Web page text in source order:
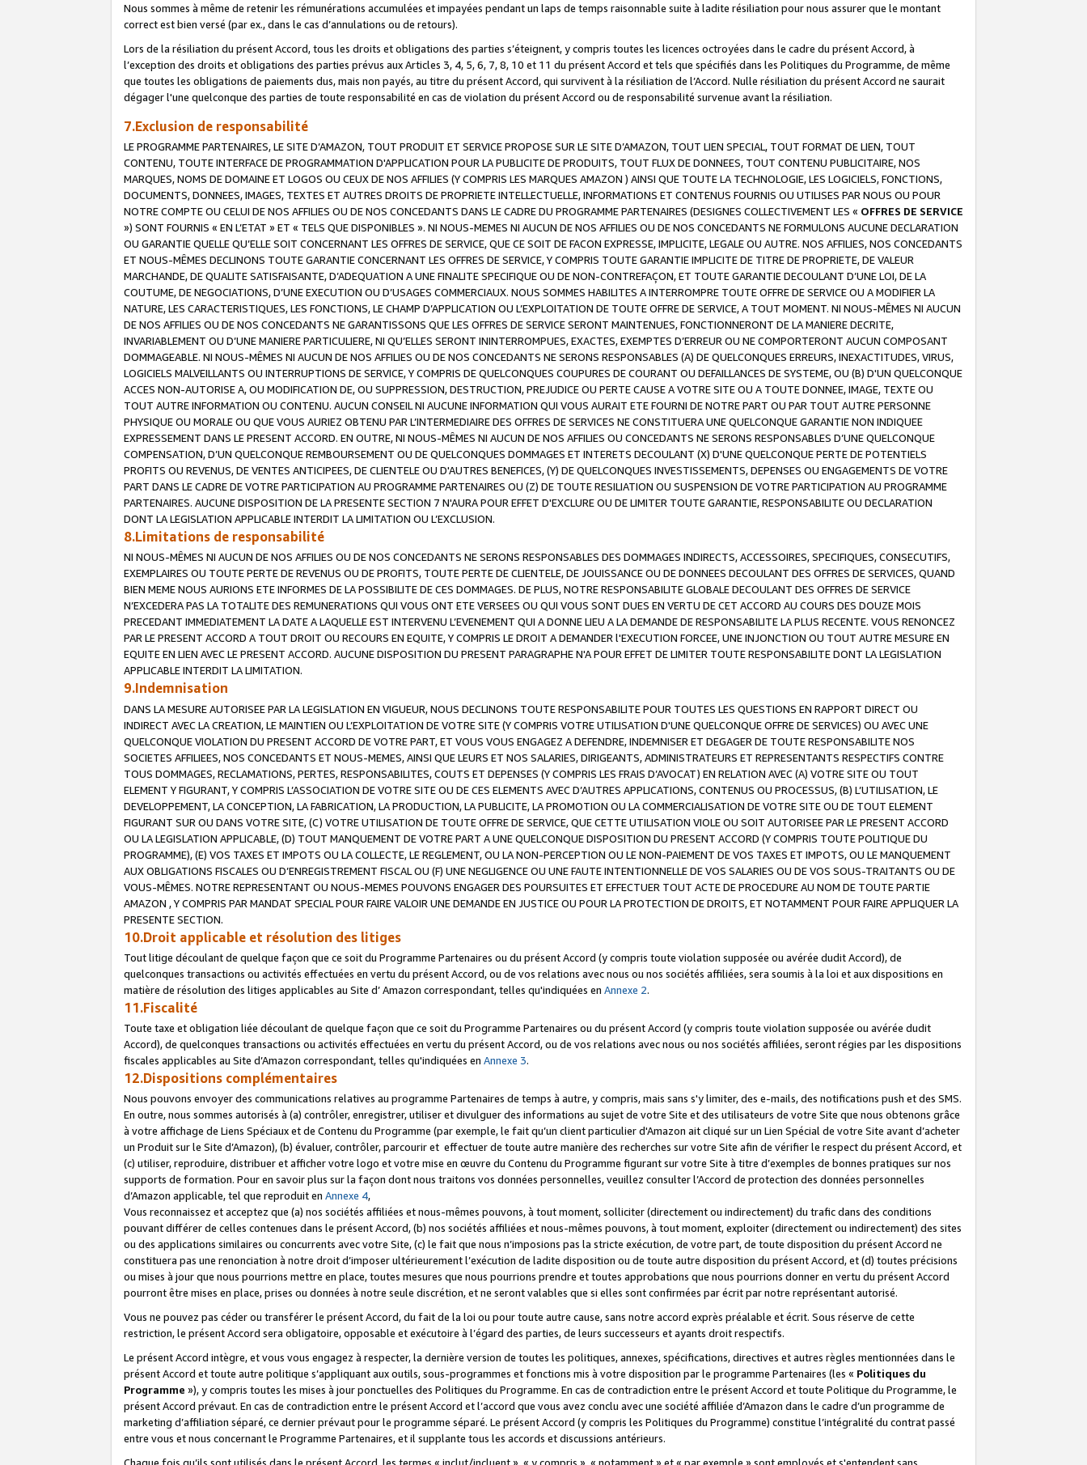
Nous sommes à même de retenir les rémunérations accumulées et impayées pendant un laps de temps raisonnable suite à ladite résiliation pour nous assurer que le montant
correct est bien versé (par ex., dans le cas d’annulations ou de retours).
Lors de la résiliation du présent Accord, tous les droits et obligations des parties s’éteignent, y compris toutes les licences octroyées dans le cadre du présent Accord, à
l’exception des droits et obligations des parties prévus aux Articles 3, 4, 5, 6, 7, 8, 10 et 11 du présent Accord et tels que spécifiés dans les Politiques du Programme, de même
que toutes les obligations de paiements dus, mais non payés, au titre du présent Accord, qui survivent à la résiliation de l’Accord. Nulle résiliation du présent Accord ne saurait
dégager l'une quelconque des parties de toute responsabilité en cas de violation du présent Accord ou de responsabilité survenue avant la résiliation.
7.Exclusion de responsabilité
LE PROGRAMME PARTENAIRES, LE SITE D’AMAZON, TOUT PRODUIT ET SERVICE PROPOSE SUR LE SITE D’AMAZON, TOUT LIEN SPECIAL, TOUT FORMAT DE LIEN, TOUT
CONTENU, TOUTE INTERFACE DE PROGRAMMATION D'APPLICATION POUR LA PUBLICITE DE PRODUITS, TOUT FLUX DE DONNEES, TOUT CONTENU PUBLICITAIRE, NOS
MARQUES, NOMS DE DOMAINE ET LOGOS OU CEUX DE NOS AFFILIES (Y COMPRIS LES MARQUES AMAZON ) AINSI QUE TOUTE LA TECHNOLOGIE, LES LOGICIELS, FONCTIONS,
DOCUMENTS, DONNEES, IMAGES, TEXTES ET AUTRES DROITS DE PROPRIETE INTELLECTUELLE, INFORMATIONS ET CONTENUS FOURNIS OU UTILISES PAR NOUS OU POUR
NOTRE COMPTE OU CELUI DE NOS AFFILIES OU DE NOS CONCEDANTS DANS LE CADRE DU PROGRAMME PARTENAIRES (DESIGNES COLLECTIVEMENT LES « OFFRES DE SERVICE
») SONT FOURNIS « EN L’ETAT » ET « TELS QUE DISPONIBLES ». NI NOUS-MEMES NI AUCUN DE NOS AFFILIES OU DE NOS CONCEDANTS NE FORMULONS AUCUNE DECLARATION
OU GARANTIE QUELLE QU’ELLE SOIT CONCERNANT LES OFFRES DE SERVICE, QUE CE SOIT DE FACON EXPRESSE, IMPLICITE, LEGALE OU AUTRE. NOS AFFILIES, NOS CONCEDANTS
ET NOUS-MÊMES DECLINONS TOUTE GARANTIE CONCERNANT LES OFFRES DE SERVICE, Y COMPRIS TOUTE GARANTIE IMPLICITE DE TITRE DE PROPRIETE, DE VALEUR
MARCHANDE, DE QUALITE SATISFAISANTE, D’ADEQUATION A UNE FINALITE SPECIFIQUE OU DE NON-CONTREFAÇON, ET TOUTE GARANTIE DECOULANT D’UNE LOI, DE LA
COUTUME, DE NEGOCIATIONS, D’UNE EXECUTION OU D’USAGES COMMERCIAUX. NOUS SOMMES HABILITES A INTERROMPRE TOUTE OFFRE DE SERVICE OU A MODIFIER LA
NATURE, LES CARACTERISTIQUES, LES FONCTIONS, LE CHAMP D’APPLICATION OU L’EXPLOITATION DE TOUTE OFFRE DE SERVICE, A TOUT MOMENT. NI NOUS-MÊMES NI AUCUN
DE NOS AFFILIES OU DE NOS CONCEDANTS NE GARANTISSONS QUE LES OFFRES DE SERVICE SERONT MAINTENUES, FONCTIONNERONT DE LA MANIERE DECRITE,
INVARIABLEMENT OU D’UNE MANIERE PARTICULIERE, NI QU’ELLES SERONT ININTERROMPUES, EXACTES, EXEMPTES D’ERREUR OU NE COMPORTERONT AUCUN COMPOSANT
DOMMAGEABLE. NI NOUS-MÊMES NI AUCUN DE NOS AFFILIES OU DE NOS CONCEDANTS NE SERONS RESPONSABLES (A) DE QUELCONQUES ERREURS, INEXACTITUDES, VIRUS,
LOGICIELS MALVEILLANTS OU INTERRUPTIONS DE SERVICE, Y COMPRIS DE QUELCONQUES COUPURES DE COURANT OU DEFAILLANCES DE SYSTEME, OU (B) D'UN QUELCONQUE
ACCES NON-AUTORISE A, OU MODIFICATION DE, OU SUPPRESSION, DESTRUCTION, PREJUDICE OU PERTE CAUSE A VOTRE SITE OU A TOUTE DONNEE, IMAGE, TEXTE OU
TOUT AUTRE INFORMATION OU CONTENU. AUCUN CONSEIL NI AUCUNE INFORMATION QUI VOUS AURAIT ETE FOURNI DE NOTRE PART OU PAR TOUT AUTRE PERSONNE
PHYSIQUE OU MORALE OU QUE VOUS AURIEZ OBTENU PAR L’INTERMEDIAIRE DES OFFRES DE SERVICES NE CONSTITUERA UNE QUELCONQUE GARANTIE NON INDIQUEE
EXPRESSEMENT DANS LE PRESENT ACCORD. EN OUTRE, NI NOUS-MÊMES NI AUCUN DE NOS AFFILIES OU CONCEDANTS NE SERONS RESPONSABLES D’UNE QUELCONQUE
COMPENSATION, D’UN QUELCONQUE REMBOURSEMENT OU DE QUELCONQUES DOMMAGES ET INTERETS DECOULANT (X) D'UNE QUELCONQUE PERTE DE POTENTIELS
PROFITS OU REVENUS, DE VENTES ANTICIPEES, DE CLIENTELE OU D'AUTRES BENEFICES, (Y) DE QUELCONQUES INVESTISSEMENTS, DEPENSES OU ENGAGEMENTS DE VOTRE
PART DANS LE CADRE DE VOTRE PARTICIPATION AU PROGRAMME PARTENAIRES OU (Z) DE TOUTE RESILIATION OU SUSPENSION DE VOTRE PARTICIPATION AU PROGRAMME
PARTENAIRES. AUCUNE DISPOSITION DE LA PRESENTE SECTION 7 N'AURA POUR EFFET D'EXCLURE OU DE LIMITER TOUTE GARANTIE, RESPONSABILITE OU DECLARATION
DONT LA LEGISLATION APPLICABLE INTERDIT LA LIMITATION OU L’EXCLUSION.
8.Limitations de responsabilité
NI NOUS-MÊMES NI AUCUN DE NOS AFFILIES OU DE NOS CONCEDANTS NE SERONS RESPONSABLES DES DOMMAGES INDIRECTS, ACCESSOIRES, SPECIFIQUES, CONSECUTIFS,
EXEMPLAIRES OU TOUTE PERTE DE REVENUS OU DE PROFITS, TOUTE PERTE DE CLIENTELE, DE JOUISSANCE OU DE DONNEES DECOULANT DES OFFRES DE SERVICES, QUAND
BIEN MEME NOUS AURIONS ETE INFORMES DE LA POSSIBILITE DE CES DOMMAGES. DE PLUS, NOTRE RESPONSABILITE GLOBALE DECOULANT DES OFFRES DE SERVICE
N’EXCEDERA PAS LA TOTALITE DES REMUNERATIONS QUI VOUS ONT ETE VERSEES OU QUI VOUS SONT DUES EN VERTU DE CET ACCORD AU COURS DES DOUZE MOIS
PRECEDANT IMMEDIATEMENT LA DATE A LAQUELLE EST INTERVENU L’EVENEMENT QUI A DONNE LIEU A LA DEMANDE DE RESPONSABILITE LA PLUS RECENTE. VOUS RENONCEZ
PAR LE PRESENT ACCORD A TOUT DROIT OU RECOURS EN EQUITE, Y COMPRIS LE DROIT A DEMANDER l'EXECUTION FORCEE, UNE INJONCTION OU TOUT AUTRE MESURE EN
EQUITE EN LIEN AVEC LE PRESENT ACCORD. AUCUNE DISPOSITION DU PRESENT PARAGRAPHE N'A POUR EFFET DE LIMITER TOUTE RESPONSABILITE DONT LA LEGISLATION
APPLICABLE INTERDIT LA LIMITATION.
9.Indemnisation
DANS LA MESURE AUTORISEE PAR LA LEGISLATION EN VIGUEUR, NOUS DECLINONS TOUTE RESPONSABILITE POUR TOUTES LES QUESTIONS EN RAPPORT DIRECT OU
INDIRECT AVEC LA CREATION, LE MAINTIEN OU L’EXPLOITATION DE VOTRE SITE (Y COMPRIS VOTRE UTILISATION D'UNE QUELCONQUE OFFRE DE SERVICES) OU AVEC UNE
QUELCONQUE VIOLATION DU PRESENT ACCORD DE VOTRE PART, ET VOUS VOUS ENGAGEZ A DEFENDRE, INDEMNISER ET DEGAGER DE TOUTE RESPONSABILITE NOS
SOCIETES AFFILIEES, NOS CONCEDANTS ET NOUS-MEMES, AINSI QUE LEURS ET NOS SALARIES, DIRIGEANTS, ADMINISTRATEURS ET REPRESENTANTS RESPECTIFS CONTRE
TOUS DOMMAGES, RECLAMATIONS, PERTES, RESPONSABILITES, COUTS ET DEPENSES (Y COMPRIS LES FRAIS D’AVOCAT) EN RELATION AVEC (A) VOTRE SITE OU TOUT
ELEMENT Y FIGURANT, Y COMPRIS L’ASSOCIATION DE VOTRE SITE OU DE CES ELEMENTS AVEC D’AUTRES APPLICATIONS, CONTENUS OU PROCESSUS, (B) L’UTILISATION, LE
DEVELOPPEMENT, LA CONCEPTION, LA FABRICATION, LA PRODUCTION, LA PUBLICITE, LA PROMOTION OU LA COMMERCIALISATION DE VOTRE SITE OU DE TOUT ELEMENT
FIGURANT SUR OU DANS VOTRE SITE, (C) VOTRE UTILISATION DE TOUTE OFFRE DE SERVICE, QUE CETTE UTILISATION VIOLE OU SOIT AUTORISEE PAR LE PRESENT ACCORD
OU LA LEGISLATION APPLICABLE, (D) TOUT MANQUEMENT DE VOTRE PART A UNE QUELCONQUE DISPOSITION DU PRESENT ACCORD (Y COMPRIS TOUTE POLITIQUE DU
PROGRAMME), (E) VOS TAXES ET IMPOTS OU LA COLLECTE, LE REGLEMENT, OU LA NON-PERCEPTION OU LE NON-PAIEMENT DE VOS TAXES ET IMPOTS, OU LE MANQUEMENT
AUX OBLIGATIONS FISCALES OU D’ENREGISTREMENT FISCAL OU (F) UNE NEGLIGENCE OU UNE FAUTE INTENTIONNELLE DE VOS SALARIES OU DE VOS SOUS-TRAITANTS OU DE
VOUS-MÊMES. NOTRE REPRESENTANT OU NOUS-MEMES POUVONS ENGAGER DES POURSUITES ET EFFECTUER TOUT ACTE DE PROCEDURE AU NOM DE TOUTE PARTIE
AMAZON , Y COMPRIS PAR MANDAT SPECIAL POUR FAIRE VALOIR UNE DEMANDE EN JUSTICE OU POUR LA PROTECTION DE DROITS, ET NOTAMMENT POUR FAIRE APPLIQUER LA
PRESENTE SECTION.
10.Droit applicable et résolution des litiges
Tout litige découlant de quelque façon que ce soit du Programme Partenaires ou du présent Accord (y compris toute violation supposée ou avérée dudit Accord), de
quelconques transactions ou activités effectuées en vertu du présent Accord, ou de vos relations avec nous ou nos sociétés affiliées, sera soumis à la loi et aux dispositions en
matière de résolution des litiges applicables au Site d’ Amazon correspondant, telles qu'indiquées en Annexe 2.
11.Fiscalité
Toute taxe et obligation liée découlant de quelque façon que ce soit du Programme Partenaires ou du présent Accord (y compris toute violation supposée ou avérée dudit
Accord), de quelconques transactions ou activités effectuées en vertu du présent Accord, ou de vos relations avec nous ou nos sociétés affiliées, seront régies par les dispositions
fiscales applicables au Site d’Amazon correspondant, telles qu'indiquées en Annexe 3.
12.Dispositions complémentaires
Nous pouvons envoyer des communications relatives au programme Partenaires de temps à autre, y compris, mais sans s'y limiter, des e-mails, des notifications push et des SMS.
En outre, nous sommes autorisés à (a) contrôler, enregistrer, utiliser et divulguer des informations au sujet de votre Site et des utilisateurs de votre Site que nous obtenons grâce
à votre affichage de Liens Spéciaux et de Contenu du Programme (par exemple, le fait qu’un client particulier d'Amazon ait cliqué sur un Lien Spécial de votre Site avant d’acheter
un Produit sur le Site d’Amazon), (b) évaluer, contrôler, parcourir et effectuer de toute autre manière des recherches sur votre Site afin de vérifier le respect du présent Accord, et
(c) utiliser, reproduire, distribuer et afficher votre logo et votre mise en œuvre du Contenu du Programme figurant sur votre Site à titre d’exemples de bonnes pratiques sur nos
supports de formation. Pour en savoir plus sur la façon dont nous traitons vos données personnelles, veuillez consulter l’Accord de protection des données personnelles
d’Amazon applicable, tel que reproduit en Annexe 4,
Vous reconnaissez et acceptez que (a) nos sociétés affiliées et nous-mêmes pouvons, à tout moment, solliciter (directement ou indirectement) du trafic dans des conditions
pouvant différer de celles contenues dans le présent Accord, (b) nos sociétés affiliées et nous-mêmes pouvons, à tout moment, exploiter (directement ou indirectement) des sites
ou des applications similaires ou concurrents avec votre Site, (c) le fait que nous n’imposions pas la stricte exécution, de votre part, de toute disposition du présent Accord ne
constituera pas une renonciation à notre droit d’imposer ultérieurement l’exécution de ladite disposition ou de toute autre disposition du présent Accord, et (d) toutes précisions
ou mises à jour que nous pourrions mettre en place, toutes mesures que nous pourrions prendre et toutes approbations que nous pourrions donner en vertu du présent Accord
pourront être mises en place, prises ou données à notre seule discrétion, et ne seront valables que si elles sont confirmées par écrit par notre représentant autorisé.
Vous ne pouvez pas céder ou transférer le présent Accord, du fait de la loi ou pour toute autre cause, sans notre accord exprès préalable et écrit. Sous réserve de cette
restriction, le présent Accord sera obligatoire, opposable et exécutoire à l’égard des parties, de leurs successeurs et ayants droit respectifs.
Le présent Accord intègre, et vous vous engagez à respecter, la dernière version de toutes les politiques, annexes, spécifications, directives et autres règles mentionnées dans le
présent Accord et toute autre politique s’appliquant aux outils, sous-programmes et fonctions mis à votre disposition par le programme Partenaires (les « Politiques du
Programme »), y compris toutes les mises à jour ponctuelles des Politiques du Programme. En cas de contradiction entre le présent Accord et toute Politique du Programme, le
présent Accord prévaut. En cas de contradiction entre le présent Accord et l’accord que vous avez conclu avec une société affiliée d’Amazon dans le cadre d’un programme de
marketing d’affiliation séparé, ce dernier prévaut pour le programme séparé. Le présent Accord (y compris les Politiques du Programme) constitue l’intégralité du contrat passé
entre vous et nous concernant le Programme Partenaires, et il supplante tous les accords et discussions antérieurs.